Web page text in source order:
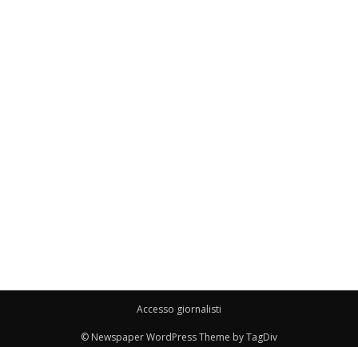
Accesso giornalisti
© Newspaper WordPress Theme by TagDiv